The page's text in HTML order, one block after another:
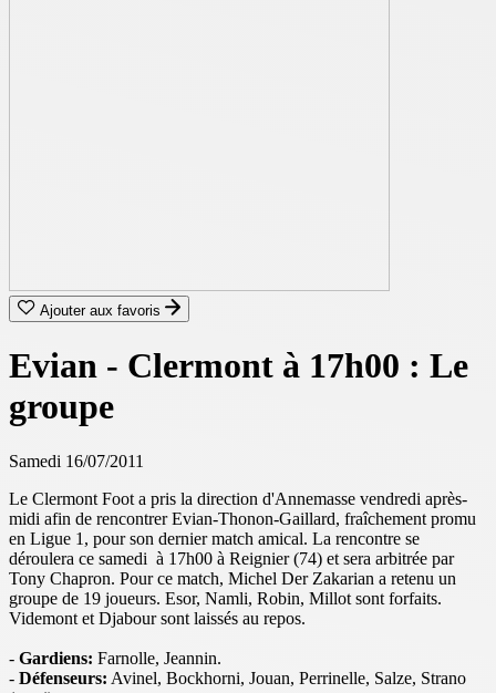
Ajouter aux favoris
Evian - Clermont à 17h00 : Le
groupe
Samedi 16/07/2011
Le Clermont Foot a pris la direction d'Annemasse vendredi après-
midi afin de rencontrer Evian-Thonon-Gaillard, fraîchement promu
en Ligue 1, pour son dernier match amical. La rencontre se
déroulera ce samedi à 17h00 à Reignier (74) et sera arbitrée par
Tony Chapron. Pour ce match, Michel Der Zakarian a retenu un
groupe de 19 joueurs. Esor, Namli, Robin, Millot sont forfaits.
Videmont et Djabour sont laissés au repos.
- Gardiens: Farnolle, Jeannin.
- Défenseurs: Avinel, Bockhorni, Jouan, Perrinelle, Salze, Strano